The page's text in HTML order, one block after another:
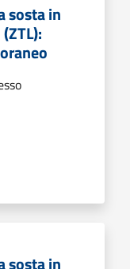
sosta in
sosta in